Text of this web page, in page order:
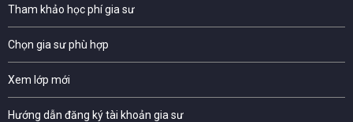
Tham khảo học phí gia sư
Chọn gia sư phù hợp
Xem lớp mới
Hướng dẫn đăng ký tài khoản gia sư